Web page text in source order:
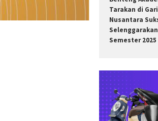
Tarakan di
Nusantara
Semester 2025